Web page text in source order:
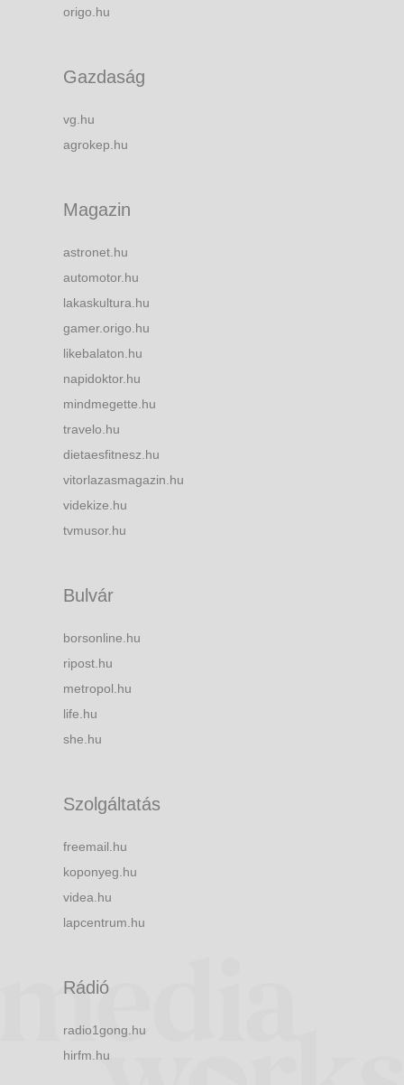
origo.hu
Gazdaság
vg.hu
agrokep.hu
Magazin
astronet.hu
automotor.hu
lakaskultura.hu
gamer.origo.hu
likebalaton.hu
napidoktor.hu
mindmegette.hu
travelo.hu
dietaesfitnesz.hu
vitorlazasmagazin.hu
videkize.hu
tvmusor.hu
Bulvár
borsonline.hu
ripost.hu
metropol.hu
life.hu
she.hu
Szolgáltatás
freemail.hu
koponyeg.hu
videa.hu
lapcentrum.hu
Rádió
radio1gong.hu
hirfm.hu